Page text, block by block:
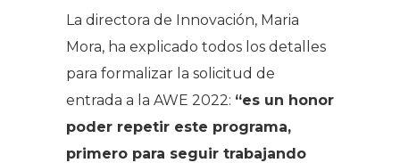
La directora de Innovación, Maria
Mora, ha explicado todos los detalles
para formalizar la solicitud de
entrada a la AWE 2022: “es un honor
poder repetir este programa,
primero para seguir trabajando